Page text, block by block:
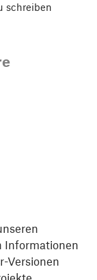
schreiben
Informationen
Versionen